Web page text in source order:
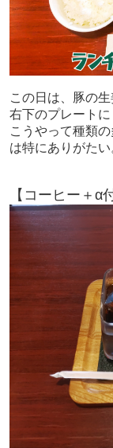
この日は、豚の生
右下のプレートに
こうやって種類
は特にありがたい
【コーヒー＋α